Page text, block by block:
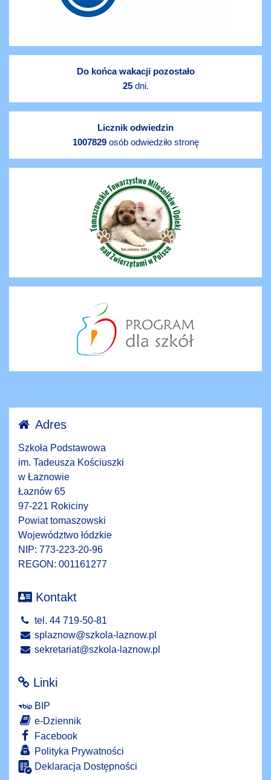
Do końca wakacji pozostało
25dni.
Licznik odwiedzin
1007829osób odwiedziło stronę
Adres
Szkoła Podstawowa
im. Tadeusza Kościuszki
w Łaznowie
Łaznów 65
97-221 Rokiciny
Powiat tomaszowski
Województwo łódzkie
NIP: 773-223-20-96
REGON: 001161277
Kontakt
tel. 44 719-50-81
splaznow@szkola-laznow.pl
sekretariat@szkola-laznow.pl
Linki
BIP
e-Dziennik
Facebook
Polityka Prywatności
Deklaracja Dostępności